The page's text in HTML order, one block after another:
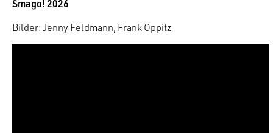
Smago! 2026
Bilder: Jenny Feldmann, Frank Oppitz